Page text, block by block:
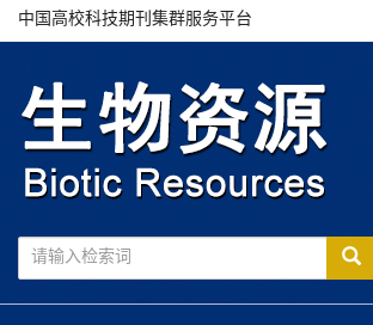
中国高校科技期刊集群服务平台